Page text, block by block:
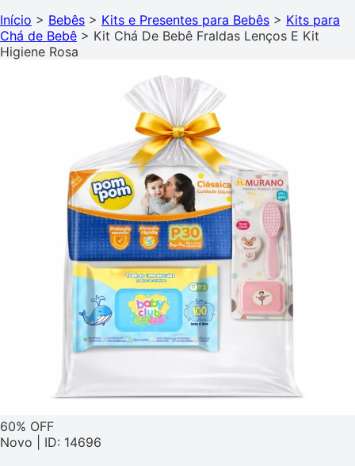
Início > Bebês > Kits e Presentes para Bebês > Kits para
Chá de Bebê > Kit Chá De Bebê Fraldas Lenços E Kit
Higiene Rosa
60% OFF
Novo | ID: 14696